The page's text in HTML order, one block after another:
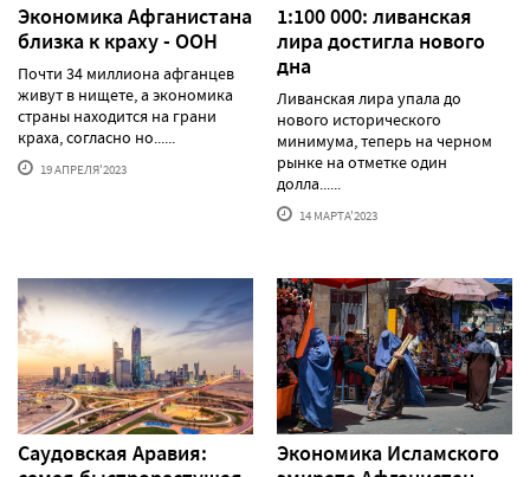
Экономика Афганистана
близка к краху - ООН
Почти 34 миллиона афганцев
живут в нищете, а экономика
страны находится на грани
краха, согласно но......
19 АПРЕЛЯ'2023
1:100 000: ливанская
лира достигла нового
дна
Ливанская лира упала до
нового исторического
минимума, теперь на черном
рынке на отметке один
долла......
14 МАРТА'2023
Саудовская Аравия:
Экономика Исламского